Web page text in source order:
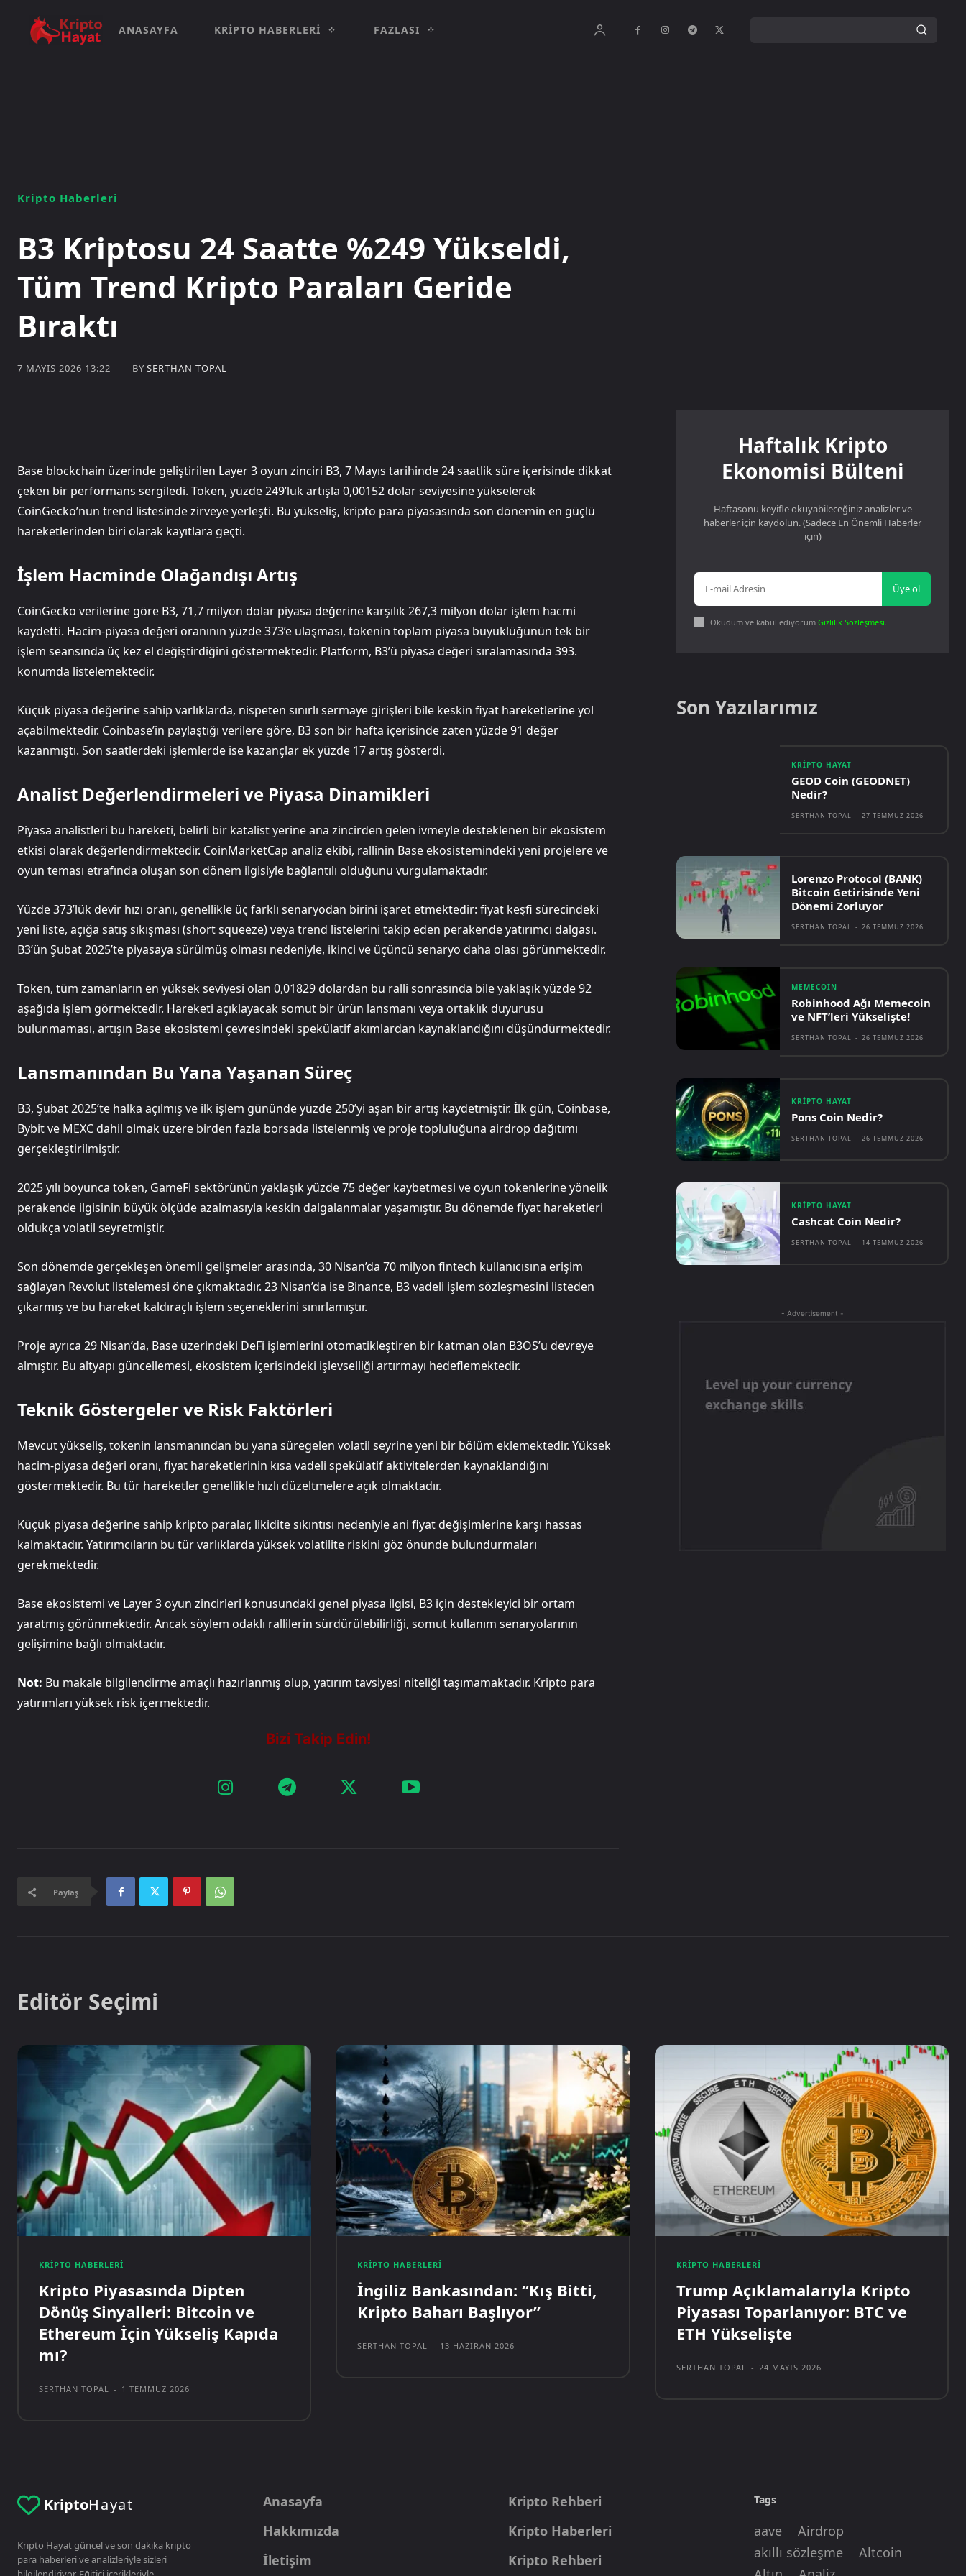
ANASAYFA KRIPTO HABERLERI FAZLASI
Kripto Haberleri
B3 Kriptosu 24 Saatte %249 Yükseldi,
Tüm Trend Kripto Paraları Geride
Bıraktı
7 MAYIS 2026 13:22 BY SERTHAN TOPAL
Base blockchain üzerinde geliştirilen Layer 3 oyun zinciri B3, 7 Mayıs tarihinde 24 saatlik süre içerisinde dikkat
çeken bir performans sergiledi. Token, yüzde 249’luk artışla 0,00152 dolar seviyesine yükselerek
CoinGecko’nun trend listesinde zirveye yerleşti. Bu yükseliş, kripto para piyasasında son dönemin en güçlü
hareketlerinden biri olarak kayıtlara geçti.
İşlem Hacminde Olağandışı Artış
CoinGecko verilerine göre B3, 71,7 milyon dolar piyasa değerine karşılık 267,3 milyon dolar işlem hacmi
kaydetti. Hacim-piyasa değeri oranının yüzde 373’e ulaşması, tokenin toplam piyasa büyüklüğünün tek bir
işlem seansında üç kez el değiştirdiğini göstermektedir. Platform, B3’ü piyasa değeri sıralamasında 393.
konumda listelemektedir.
Küçük piyasa değerine sahip varlıklarda, nispeten sınırlı sermaye girişleri bile keskin fiyat hareketlerine yol
açabilmektedir. Coinbase’in paylaştığı verilere göre, B3 son bir hafta içerisinde zaten yüzde 91 değer
kazanmıştı. Son saatlerdeki işlemlerde ise kazançlar ek yüzde 17 artış gösterdi.
Analist Değerlendirmeleri ve Piyasa Dinamikleri
Piyasa analistleri bu hareketi, belirli bir katalist yerine ana zincirden gelen ivmeyle desteklenen bir ekosistem
etkisi olarak değerlendirmektedir. CoinMarketCap analiz ekibi, rallinin Base ekosistemindeki yeni projelere ve
oyun teması etrafında oluşan son dönem ilgisiyle bağlantılı olduğunu vurgulamaktadır.
Yüzde 373’lük devir hızı oranı, genellikle üç farklı senaryodan birini işaret etmektedir: fiyat keşfi sürecindeki
yeni liste, açığa satış sıkışması (short squeeze) veya trend listelerini takip eden perakende yatırımcı dalgası.
B3’ün Şubat 2025’te piyasaya sürülmüş olması nedeniyle, ikinci ve üçüncü senaryo daha olası görünmektedir.
Token, tüm zamanların en yüksek seviyesi olan 0,01829 dolardan bu ralli sonrasında bile yaklaşık yüzde 92
aşağıda işlem görmektedir. Hareketi açıklayacak somut bir ürün lansmanı veya ortaklık duyurusu
bulunmaması, artışın Base ekosistemi çevresindeki spekülatif akımlardan kaynaklandığını düşündürmektedir.
Lansmanından Bu Yana Yaşanan Süreç
B3, Şubat 2025’te halka açılmış ve ilk işlem gününde yüzde 250’yi aşan bir artış kaydetmiştir. İlk gün, Coinbase,
Bybit ve MEXC dahil olmak üzere birden fazla borsada listelenmiş ve proje topluluğuna airdrop dağıtımı
gerçekleştirilmiştir.
2025 yılı boyunca token, GameFi sektörünün yaklaşık yüzde 75 değer kaybetmesi ve oyun tokenlerine yönelik
perakende ilgisinin büyük ölçüde azalmasıyla keskin dalgalanmalar yaşamıştır. Bu dönemde fiyat hareketleri
oldukça volatil seyretmiştir.
Son dönemde gerçekleşen önemli gelişmeler arasında, 30 Nisan’da 70 milyon fintech kullanıcısına erişim
sağlayan Revolut listelemesi öne çıkmaktadır. 23 Nisan’da ise Binance, B3 vadeli işlem sözleşmesini listeden
çıkarmış ve bu hareket kaldıraçlı işlem seçeneklerini sınırlamıştır.
Proje ayrıca 29 Nisan’da, Base üzerindeki DeFi işlemlerini otomatikleştiren bir katman olan B3OS’u devreye
almıştır. Bu altyapı güncellemesi, ekosistem içerisindeki işlevselliği artırmayı hedeflemektedir.
Teknik Göstergeler ve Risk Faktörleri
Mevcut yükseliş, tokenin lansmanından bu yana süregelen volatil seyrine yeni bir bölüm eklemektedir. Yüksek
hacim-piyasa değeri oranı, fiyat hareketlerinin kısa vadeli spekülatif aktivitelerden kaynaklandığını
göstermektedir. Bu tür hareketler genellikle hızlı düzeltmelere açık olmaktadır.
Küçük piyasa değerine sahip kripto paralar, likidite sıkıntısı nedeniyle ani fiyat değişimlerine karşı hassas
kalmaktadır. Yatırımcıların bu tür varlıklarda yüksek volatilite riskini göz önünde bulundurmaları
gerekmektedir.
Base ekosistemi ve Layer 3 oyun zincirleri konusundaki genel piyasa ilgisi, B3 için destekleyici bir ortam
yaratmış görünmektedir. Ancak söylem odaklı rallilerin sürdürülebilirliği, somut kullanım senaryolarının
gelişimine bağlı olmaktadır.
Not: Bu makale bilgilendirme amaçlı hazırlanmış olup, yatırım tavsiyesi niteliği taşımamaktadır. Kripto para
yatırımları yüksek risk içermektedir.
Paylaş
Haftalık Kripto
Ekonomisi Bülteni
Haftasonu keyifle okuyabileceğiniz analizler ve
haberler için kaydolun. (Sadece En Önemli Haberler
için)
Üye ol
Okudum ve kabul ediyorumGizlilik Sözleşmesi.
Son Yazılarımız
KRIPTO HAYAT
GEOD Coin (GEODNET)
Nedir?
SERTHAN TOPAL - 27 TEMMUZ 2026
Lorenzo Protocol (BANK)
Bitcoin Getirisinde Yeni
Dönemi Zorluyor
SERTHAN TOPAL - 26 TEMMUZ 2026
MEMECOIN
Robinhood Ağı Memecoin
ve NFT’leri Yükselişte!
SERTHAN TOPAL - 26 TEMMUZ 2026
KRIPTO HAYAT
Pons Coin Nedir?
SERTHAN TOPAL - 26 TEMMUZ 2026
KRIPTO HAYAT
Cashcat Coin Nedir?
SERTHAN TOPAL - 14 TEMMUZ 2026
- Advertisement -
Editör Seçimi
KRIPTO HABERLERI
Kripto Piyasasında Dipten
Dönüş Sinyalleri: Bitcoin ve
Ethereum İçin Yükseliş Kapıda
mı?
SERTHAN TOPAL - 1 TEMMUZ 2026
KRIPTO HABERLERI
İngiliz Bankasından: “Kış Bitti,
Kripto Baharı Başlıyor”
SERTHAN TOPAL - 13 HAZIRAN 2026
KRIPTO HABERLERI
Trump Açıklamalarıyla Kripto
Piyasası Toparlanıyor: BTC ve
ETH Yükselişte
SERTHAN TOPAL - 24 MAYIS 2026
KriptoHayat
Kripto Hayat güncel ve son dakika kripto
para haberleri ve analizleriyle sizleri
Anasayfa
Hakkımızda
İletişim
Kripto Rehberi
Kripto Haberleri
Kripto Rehberi
Tags
aave
Airdrop
akıllı sözleşme
Altcoin